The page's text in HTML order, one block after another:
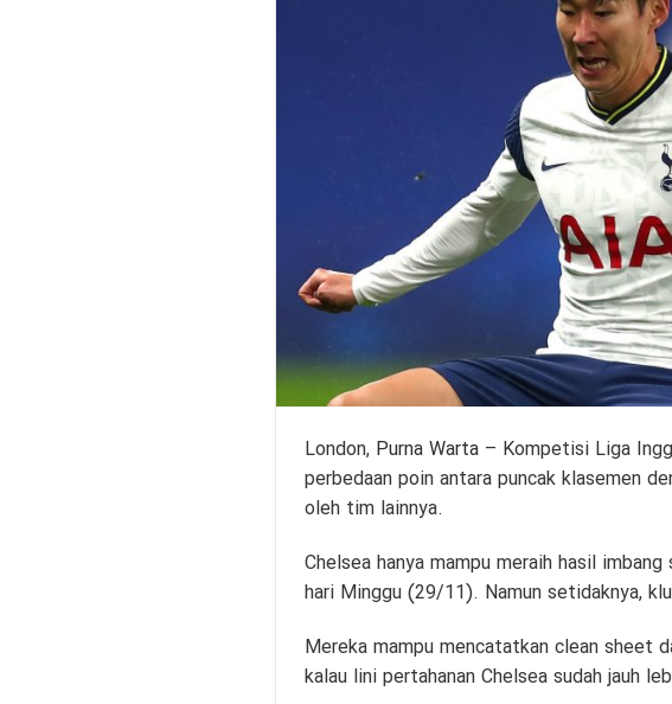
London, Purna Warta– Kompetisi Liga
perbedaan poin antara puncak klasemen
oleh tim lainnya.
Chelsea hanya mampu meraih hasil
hari Minggu (29/11). Namun setidaknya,
Mereka mampu mencatatkan clean sheet
kalau lini pertahanan Chelsea sudah jauh